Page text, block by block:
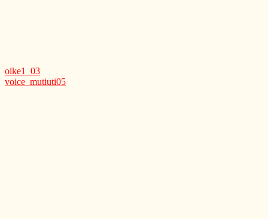
oike1_03
voice_mutiuti05